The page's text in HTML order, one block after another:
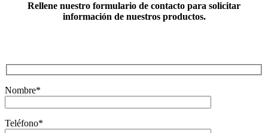
Rellene nuestro formulario de contacto para solicitar
información de nuestros productos.
Nombre*
Teléfono*